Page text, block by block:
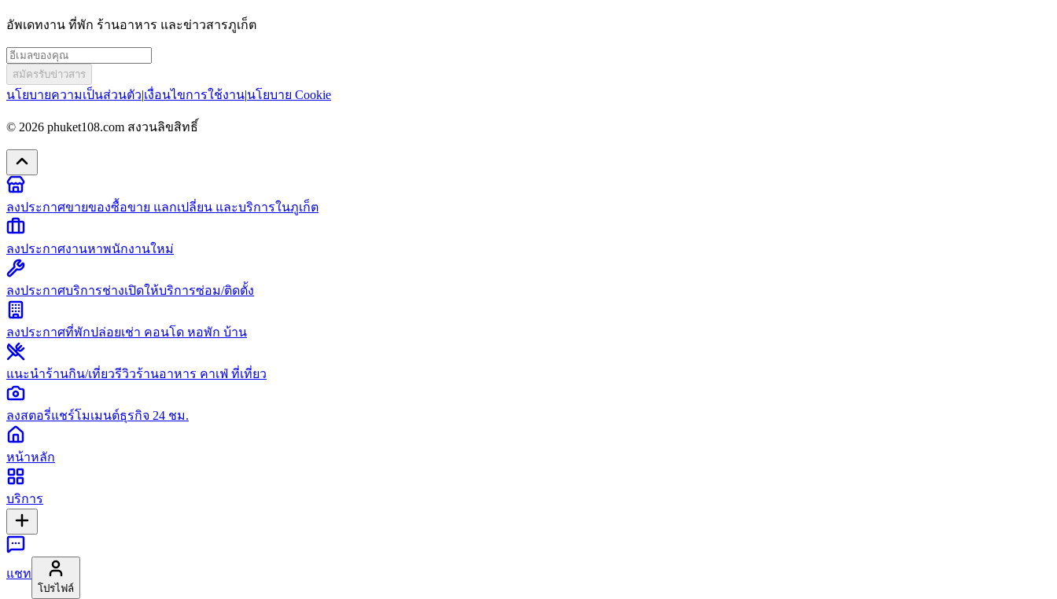
อัพเดทงาน ที่พัก ร้านอาหาร และข่าวสารภูเก็ต
สมัครรับข่าวสาร
นโยบายความเป็นส่วนตัว|เงื่อนไขการใช้งาน|นโยบาย Cookie
© 2026 phuket108.com สงวนลิขสิทธิ์
ลงประกาศขายของซื้อขาย แลกเปลี่ยน และบริการในภูเก็ต
ลงประกาศงานหาพนักงานใหม่
ลงประกาศบริการช่างเปิดให้บริการซ่อม/ติดตั้ง
ลงประกาศที่พักปล่อยเช่า คอนโด หอพัก บ้าน
แนะนำร้านกิน/เที่ยวรีวิวร้านอาหาร คาเฟ่ ที่เที่ยว
ลงสตอรี่แชร์โมเมนต์ธุรกิจ 24 ชม.
หน้าหลัก
บริการ
แชท
โปรไฟล์